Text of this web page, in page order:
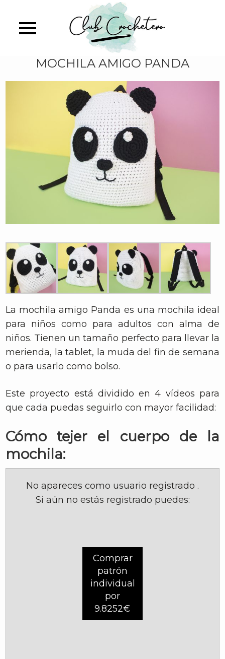
main
MOCHILA AMIGO PANDA
La mochila amigo Panda es una mochila ideal
para niños como para adultos con alma de
niños. Tienen un tamaño perfecto para llevar la
merienda, la tablet, la muda del fin de semana
o para usarlo como bolso.
Este proyecto está dividido en 4 vídeos para
que cada puedas seguirlo con mayor facilidad:
Cómo tejer el cuerpo de la
mochila:
No apareces como usuario registrado .
Si aún no estás registrado puedes:
Comprar
patrón
individual
por
9.8252€